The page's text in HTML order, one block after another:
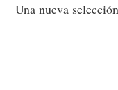
Una nueva